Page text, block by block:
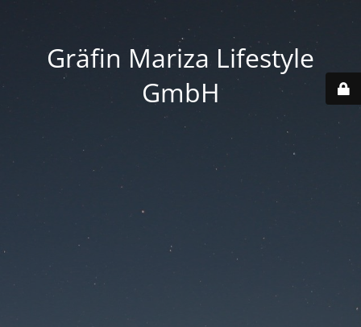
Gräfin Mariza Lifestyle
GmbH